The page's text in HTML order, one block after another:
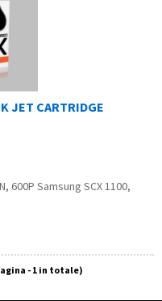
JET CARTRIDGE
600P Samsung SCX 1100,
- 1 in totale)